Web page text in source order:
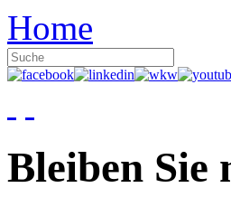
Home
Bleiben Sie